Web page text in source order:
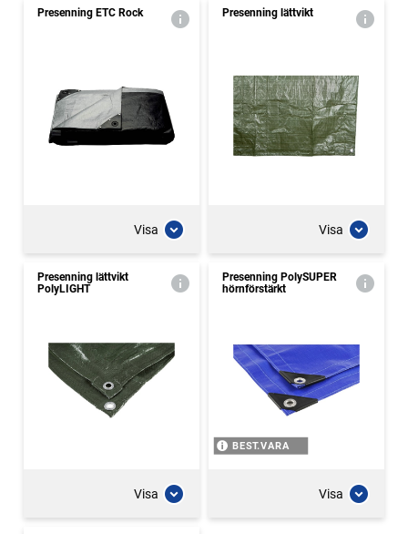
Presenning ETC Rock
Visa
Presenning lättvikt
Visa
Presenning lättvikt
PolyLIGHT
Visa
Presenning PolySUPER
hörnförstärkt
BEST.VARA
Visa